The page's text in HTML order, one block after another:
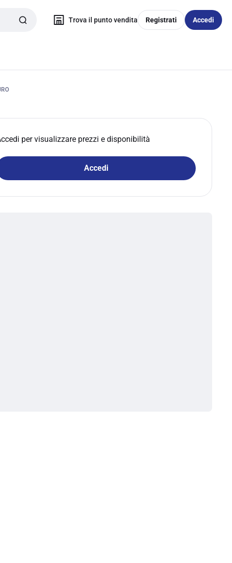
Trova il punto vendita Registrati Accedi
per visualizzare prezzi e disponibilità
Accedi